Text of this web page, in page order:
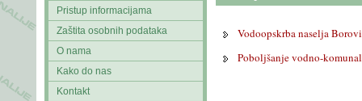
Pristup informacijama
Zaštita osobnih podataka
O nama
Kako do nas
Kontakt
Vodoopskrba naselja
Poboljšanje vodno-